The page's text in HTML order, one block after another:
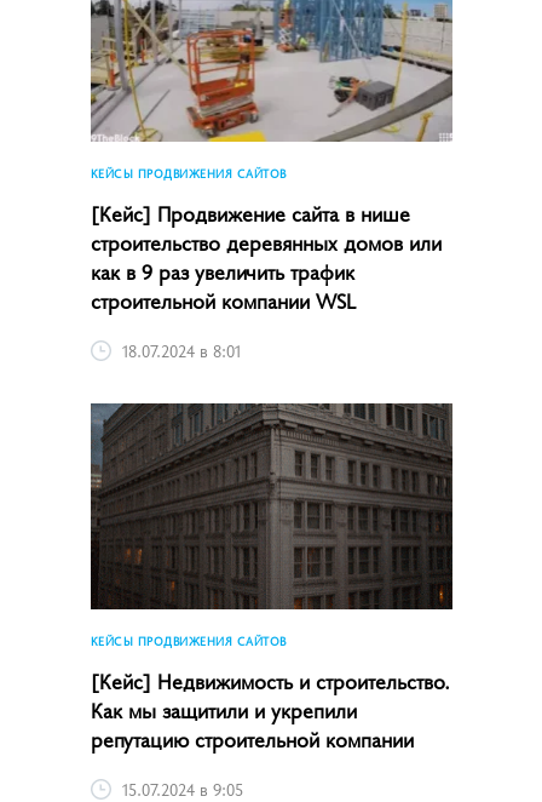
КЕЙСЫ ПРОДВИЖЕНИЯ САЙТОВ
[Кейс] Продвижение сайта в нише
строительство деревянных домов или
как в 9 раз увеличить трафик
строительной компании WSL
18.07.2024 в 8:01
КЕЙСЫ ПРОДВИЖЕНИЯ САЙТОВ
[Кейс] Недвижимость и строительство.
Как мы защитили и укрепили
репутацию строительной компании
15.07.2024 в 9:05